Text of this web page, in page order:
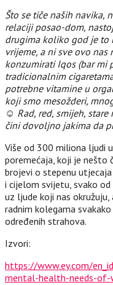
Što se tiče naših navika,
relaciji posao-dom,
drugima koliko god je to
vrijeme, a ni sve ovo
konzumirati Iqos (bar mi
tradicionalnim
potrebne vitamine u
koji smo mesožderi,
☺ Rad, red, smijeh,
čini dovoljno jakima da
Više od 300 miliona ljudi
poremećaja, koji je nešto
brojevi o stepenu
i cijelom svijetu, svako
uz ljude koji nas
radnim kolegama
određenih strahova.
Izvori:
https://www.ey.com/
mental-health-needs-of-